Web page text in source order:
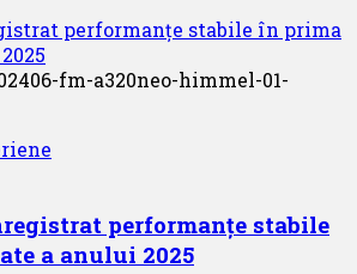
performanțe stabile în prima
performanțe stabile
a anului 2025